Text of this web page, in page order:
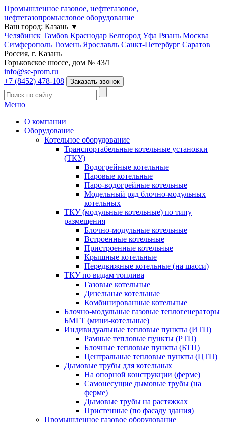
Промышленное газовое, нефтегазовое,
нефтегазопромысловое оборудование
Ваш город: Казань ▼
Челябинск Тамбов Краснодар Белгород Уфа Рязань Москва
Симферополь Тюмень Ярославль Санкт-Петербург Саратов
Россия, г. Казань
Горьковское шоссе, дом № 43/1
info@se-prom.ru
+7 (8452) 478-108
Заказать звонок
Меню
О компании
Оборудование
Котельное оборудование
Транспортабельные котельные установки
(ТКУ)
Водогрейные котельные
Паровые котельные
Паро-водогрейные котельные
Модельный ряд блочно-модульных
котельных
ТКУ (модульные котельные) по типу
размещения
Блочно-модульные котельные
Встроенные котельные
Пристроенные котельные
Крышные котельные
Передвижные котельные (на шасси)
ТКУ по видам топлива
Газовые котельные
Дизельные котельные
Комбинированные котельные
Блочно-модульные газовые теплогенераторы
БМГТ (мини-котельные)
Индивидуальные тепловые пункты (ИТП)
Рамные тепловые пункты (РТП)
Блочные тепловые пункты (БТП)
Центральные тепловые пункты (ЦТП)
Дымовые трубы для котельных
На опорной конструкции (ферме)
Самонесущие дымовые трубы (на
ферме)
Дымовые трубы на растяжках
Пристенные (по фасаду здания)
Промышленное газовое оборудование